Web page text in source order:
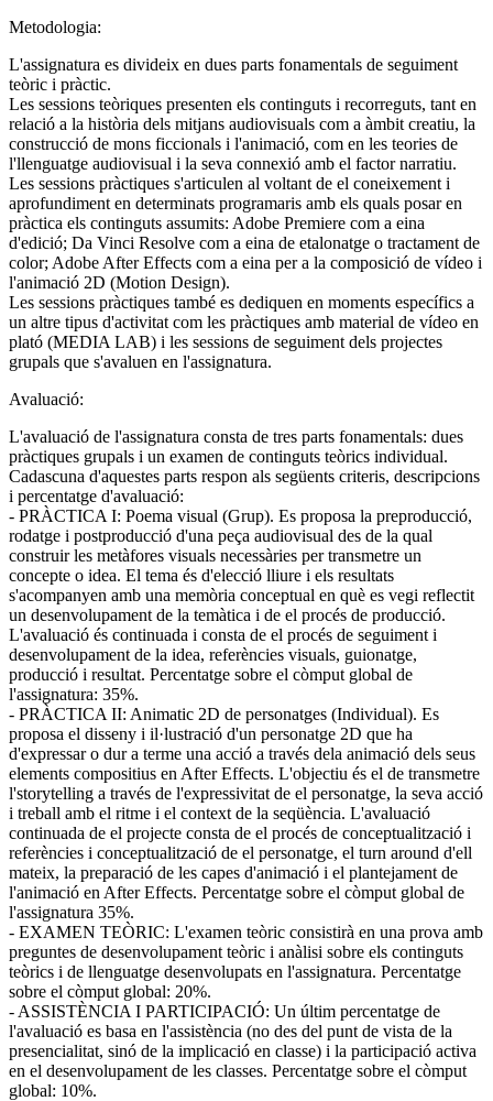
Metodologia:
L'assignatura es divideix en dues parts fonamentals de seguiment
teòric i pràctic.
Les sessions teòriques presenten els continguts i recorreguts, tant en
relació a la història dels mitjans audiovisuals com a àmbit creatiu, la
construcció de mons ficcionals i l'animació, com en les teories de
l'llenguatge audiovisual i la seva connexió amb el factor narratiu.
Les sessions pràctiques s'articulen al voltant de el coneixement i
aprofundiment en determinats programaris amb els quals posar en
pràctica els continguts assumits: Adobe Premiere com a eina
d'edició; Da Vinci Resolve com a eina de etalonatge o tractament de
color; Adobe After Effects com a eina per a la composició de vídeo i
l'animació 2D (Motion Design).
Les sessions pràctiques també es dediquen en moments específics a
un altre tipus d'activitat com les pràctiques amb material de vídeo en
plató (MEDIA LAB) i les sessions de seguiment dels projectes
grupals que s'avaluen en l'assignatura.
Avaluació:
L'avaluació de l'assignatura consta de tres parts fonamentals: dues
pràctiques grupals i un examen de continguts teòrics individual.
Cadascuna d'aquestes parts respon als següents criteris, descripcions
i percentatge d'avaluació:
- PRÀCTICA I: Poema visual (Grup). Es proposa la preproducció,
rodatge i postproducció d'una peça audiovisual des de la qual
construir les metàfores visuals necessàries per transmetre un
concepte o idea. El tema és d'elecció lliure i els resultats
s'acompanyen amb una memòria conceptual en què es vegi reflectit
un desenvolupament de la temàtica i de el procés de producció.
L'avaluació és continuada i consta de el procés de seguiment i
desenvolupament de la idea, referències visuals, guionatge,
producció i resultat. Percentatge sobre el còmput global de
l'assignatura: 35%.
- PRÀCTICA II: Animatic 2D de personatges (Individual). Es
proposa el disseny i il·lustració d'un personatge 2D que ha
d'expressar o dur a terme una acció a través dela animació dels seus
elements compositius en After Effects. L'objectiu és el de transmetre
l'storytelling a través de l'expressivitat de el personatge, la seva acció
i treball amb el ritme i el context de la seqüència. L'avaluació
continuada de el projecte consta de el procés de conceptualització i
referències i conceptualització de el personatge, el turn around d'ell
mateix, la preparació de les capes d'animació i el plantejament de
l'animació en After Effects. Percentatge sobre el còmput global de
l'assignatura 35%.
- EXAMEN TEÒRIC: L'examen teòric consistirà en una prova amb
preguntes de desenvolupament teòric i anàlisi sobre els continguts
teòrics i de llenguatge desenvolupats en l'assignatura. Percentatge
sobre el còmput global: 20%.
- ASSISTÈNCIA I PARTICIPACIÓ: Un últim percentatge de
l'avaluació es basa en l'assistència (no des del punt de vista de la
presencialitat, sinó de la implicació en classe) i la participació activa
en el desenvolupament de les classes. Percentatge sobre el còmput
global: 10%.